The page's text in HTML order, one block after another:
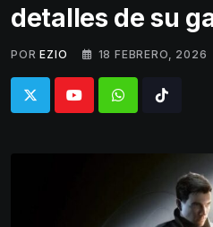
detalles de su
POR EZIO 18 FEBRERO, 2026
WhatsappTiktok